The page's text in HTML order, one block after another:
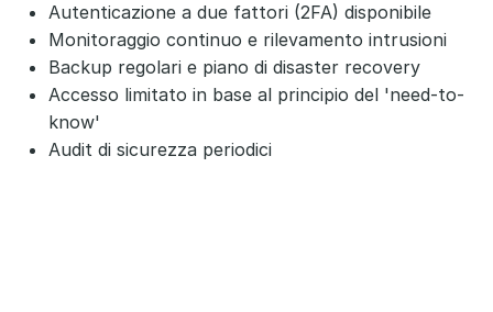
Autenticazione a due fattori (2FA) disponibile
Monitoraggio continuo e rilevamento intrusioni
Backup regolari e piano di disaster recovery
Accesso limitato in base al principio del 'need-to-
know'
Audit di sicurezza periodici